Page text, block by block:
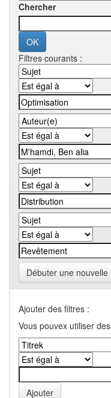
Chercher
Filtres courants :
Débuter une
Ajouter des filtres :
Vous pouvex utiliser